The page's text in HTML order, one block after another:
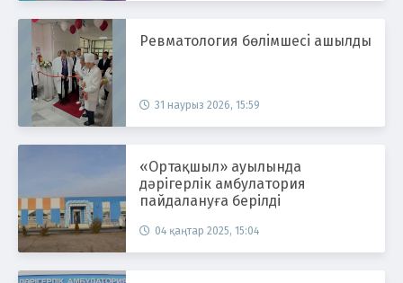
Ревматология бөлiмшесi ашылды
31 наурыз 2026, 15:59
«Ортақшыл» ауылында
дәрігерлік амбулатория
пайдалануға берілді
04 қаңтар 2025, 15:04